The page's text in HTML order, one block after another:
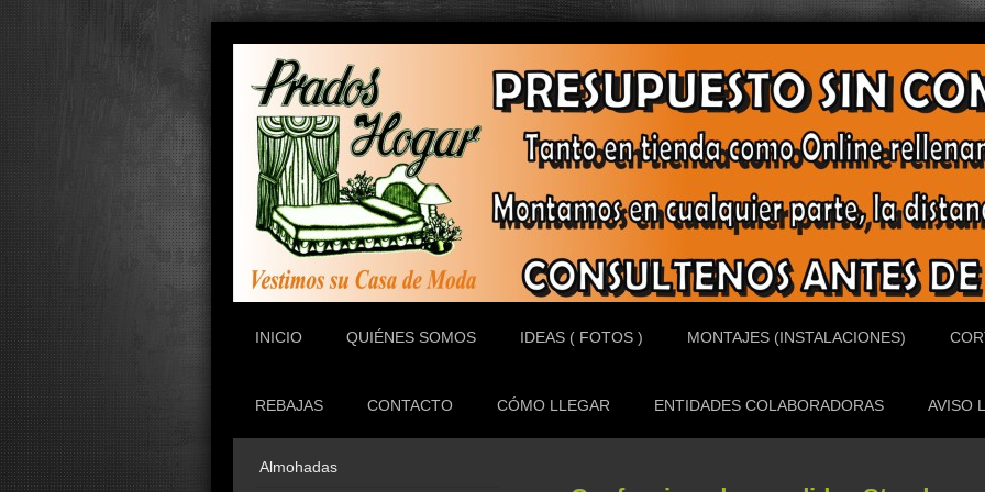
INICIO QUIÉNES SOMOS IDEAS ( FOTOS ) MONTAJES (INSTALACIONES)
REBAJAS CONTACTO CÓMO LLEGAR ENTIDADES COLABORADORAS AVISO
Almohadas